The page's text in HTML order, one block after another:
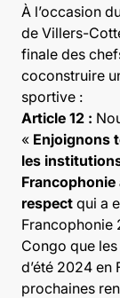
À l’occasion
de Villers-
finale des
coconstruire
sportive :
Article 12 :
« Enjoignons
les
Francophonie
respect qui a
Francophonie
Congo que
d’été 2024 en
prochaines